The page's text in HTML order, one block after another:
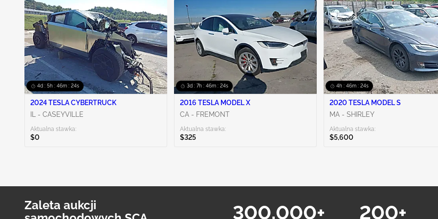
MS - JACKSON
Pokaż więcej
4d : 5h : 46m : 23s
2024 TESLA CYBERTRUCK
IL - CASEYVILLE
Aktualna stawka:
$0
3d : 7h : 46m : 23s
2016 TESLA MODEL X
CA - FREMONT
Aktualna stawka:
$325
4h : 46m : 23s
2020 TESLA MODEL S
MA - SHIRLEY
Aktualna stawka:
$5,600
Zaleta aukcji
300,000+ 200+